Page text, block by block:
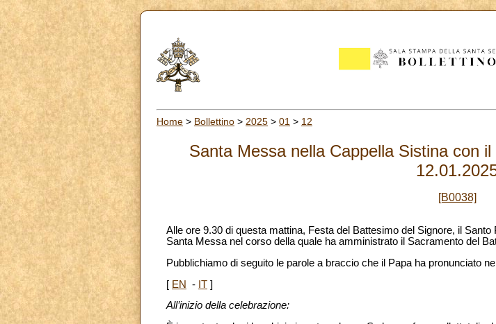
Home > Bollettino > 2025 > 01 > 12
Santa Messa nella Cappella Sistina con
[B0038]
Alle ore 9.30 di questa mattina, Festa del Battesimo del Signore, il
Santa Messa nel corso della quale ha amministrato il Sacramento del
Pubblichiamo di seguito le parole a braccio che il Papa ha pronunciato
[ EN - IT ]
All’inizio della celebrazione: